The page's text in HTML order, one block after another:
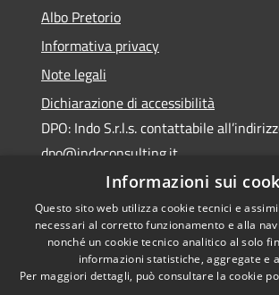
Albo Pretorio
Informativa privacy
Note legali
Dichiarazione di accessibilità
DPO: Indo S.r.l.s. contattabile
dpo@indoconsulting.it
Accessibilità
Copyright
Cassano
Informazioni sui
Questo sito web utilizza cookie tecnici e
necessari al corretto funzionamento e alla
nonché un cookie tecnico analitico al solo
informazioni statistiche, aggregate e
Per maggiori dettagli, può consultare la cookie